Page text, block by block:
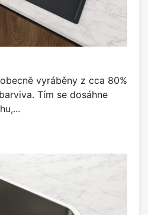
vyráběny z cca 80%
Tím se dosáhne